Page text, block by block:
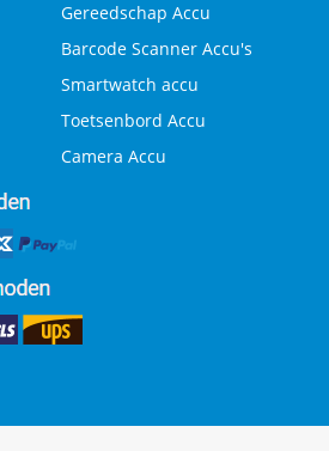
Gereedschap Accu
Barcode Scanner Accu's
Smartwatch accu
Toetsenbord Accu
Camera Accu